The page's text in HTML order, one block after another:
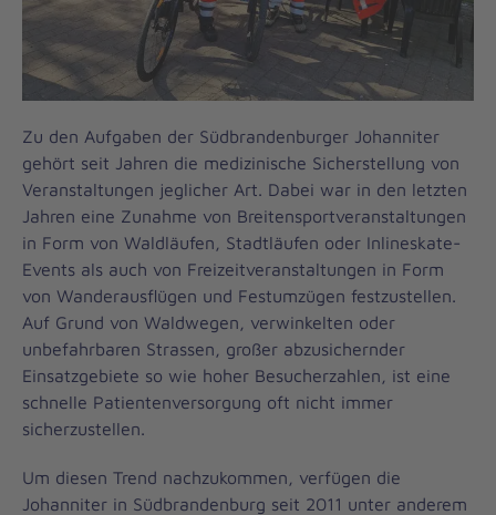
Zu den Aufgaben der Südbrandenburger Johanniter
gehört seit Jahren die medizinische Sicherstellung von
Veranstaltungen jeglicher Art. Dabei war in den letzten
Jahren eine Zunahme von Breitensportveranstaltungen
in Form von Waldläufen, Stadtläufen oder Inlineskate-
Events als auch von Freizeitveranstaltungen in Form
von Wanderausflügen und Festumzügen festzustellen.
Auf Grund von Waldwegen, verwinkelten oder
unbefahrbaren Strassen, großer abzusichernder
Einsatzgebiete so wie hoher Besucherzahlen, ist eine
schnelle Patientenversorgung oft nicht immer
sicherzustellen.
Um diesen Trend nachzukommen, verfügen die
Johanniter in Südbrandenburg seit 2011 unter anderem